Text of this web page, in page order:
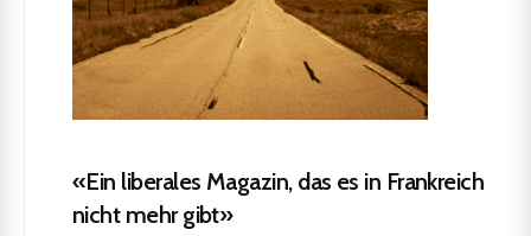
«Ein liberales Magazin, das es in Frankreich
nicht mehr gibt»